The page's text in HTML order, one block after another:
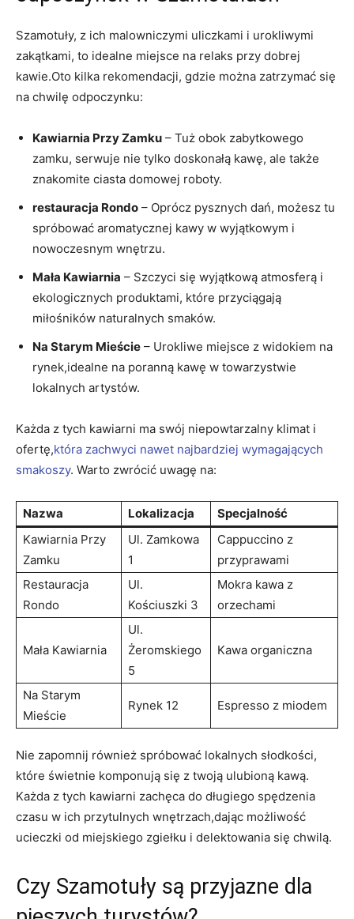
Szamotuły, z ich malowniczymi uliczkami i urokliwymi
zakątkami, to idealne miejsce na relaks przy dobrej
kawie.Oto kilka rekomendacji, gdzie można zatrzymać się
na chwilę odpoczynku:
Kawiarnia Przy Zamku – Tuż obok zabytkowego
zamku, serwuje nie tylko doskonałą kawę, ale także
znakomite ciasta domowej roboty.
restauracja Rondo – Oprócz pysznych dań, możesz tu
spróbować aromatycznej kawy w wyjątkowym i
nowoczesnym wnętrzu.
Mała Kawiarnia – Szczyci się wyjątkową atmosferą i
ekologicznych produktami, które przyciągają
miłośników naturalnych smaków.
Na Starym Mieście – Urokliwe miejsce z widokiem na
rynek,idealne na poranną kawę w towarzystwie
lokalnych artystów.
Każda z tych kawiarni ma swój niepowtarzalny klimat i
ofertę,która zachwyci nawet najbardziej wymagających
smakoszy. Warto zwrócić uwagę na:
Nazwa Lokalizacja
Specjalność
Kawiarnia Przy
Zamku
Ul. Zamkowa
1
Cappuccino z
przyprawami
Restauracja
Rondo
Ul.
Kościuszki 3
Mokra kawa z
orzechami
Mała Kawiarnia
Ul.
Żeromskiego
5
Kawa organiczna
Na Starym
Mieście
Rynek 12 Espresso z miodem
Nie zapomnij również spróbować lokalnych słodkości,
które świetnie komponują się z twoją ulubioną kawą.
Każda z tych kawiarni zachęca do długiego spędzenia
czasu w ich przytulnych wnętrzach,dając możliwość
ucieczki od miejskiego zgiełku i delektowania się chwilą.
Czy Szamotuły są przyjazne dla